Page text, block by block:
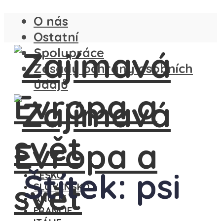
O nás
Ostatní
Spolupráce
Zásady ochrany osobních
údajů
ČESKO
SLOVENSKO
ANGLIE
FRANCIE
Štítek: psi